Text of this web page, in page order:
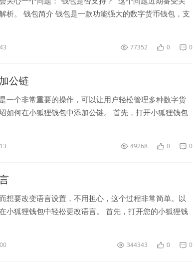
析。 钱包简介 钱包是一款功能强大的数字货币钱包，支
77352 0 0
公链
一个非常重要的操作，可以让用户轻松管理多种数字货
如何在小狐狸钱包中添加公链。 首先，打开小狐狸钱包
49268 0 0
想要改变语言设置，不用担心，这个过程非常简单。以
小狐狸钱包中轻松更改语言。 首先，打开您的小狐狸钱
344343 0 0